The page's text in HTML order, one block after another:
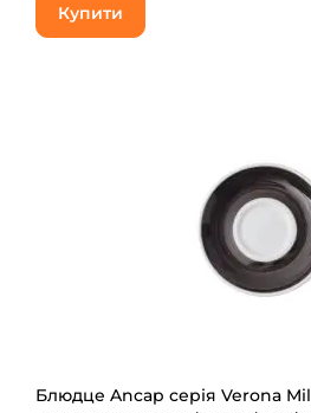
Купити
Блюдце Ancap серія Verona